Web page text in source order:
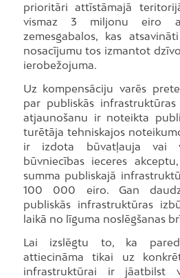
prioritāri attīstāmajā
vismaz 3 miljonu eiro
zemesgabalos, kas
nosacījumu tos izmantot
ierobežojuma.
Uz kompensāciju varēs
par publiskās
atjaunošanu ir noteikta
turētāja tehniskajos
ir izdota būvatļauja vai
būvniecības ieceres
summa publiskajā
100 000 eiro. Gan
publiskās infrastruktūras
laikā no līguma noslēgšanas
Lai izslēgtu to, ka
attiecināma tikai uz
infrastruktūrai ir jāatbilst